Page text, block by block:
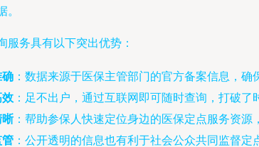
。
服务具有以下突出优势：
确 ：数据来源于医保主管部门的官方备案信息，确
效 ：足不出户，通过互联网即可随时查询，打破了
晰：帮助参保人快速定位身边的医保定点服务资源
管 ：公开透明的信息也有利于社会公众共同监督定